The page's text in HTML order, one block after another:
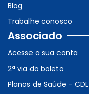
Blog
Trabalhe conosco
Associado
Acesse a sua conta
2ª via do boleto
Planos de Saúde – CDL